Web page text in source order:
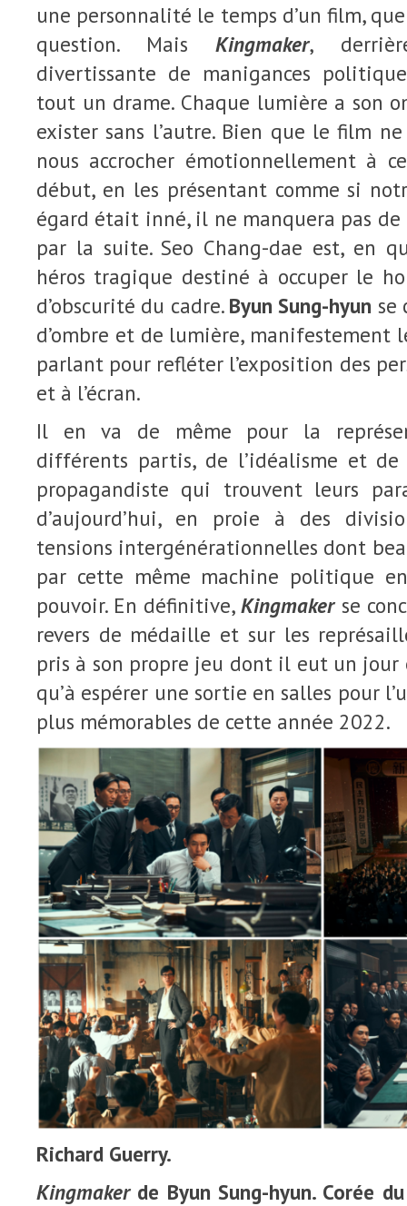
une personnalité le temps d’un film,
question. MaisKingmaker,
divertissante de manigances
tout un drame. Chaque lumière a son
exister sans l’autre. Bien que le film
nous accrocher émotionnellement à
début, en les présentant comme si
égard était inné, il ne manquera pas
par la suite. Seo Chang-dae est, en
héros tragique destiné à occuper le
d’obscurité du cadre. Byun Sung-hyun se
d’ombre et de lumière, manifestement
parlant pour refléter l’exposition des
et à l’écran.
Il en va de même pour la
différents partis, de l’idéalisme et
propagandiste qui trouvent leurs
d’aujourd’hui, en proie à des
tensions intergénérationnelles dont
par cette même machine politique
pouvoir. En définitive,Kingmaker se
revers de médaille et sur les
pris à son propre jeu dont il eut un jour
qu’à espérer une sortie en salles pour
plus mémorables de cette année 2022.
Richard Guerry.
Kingmakerde Byun Sung-hyun. Corée